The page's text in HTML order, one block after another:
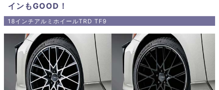
インもGOOD！
18インチアルミホイールTRD TF9